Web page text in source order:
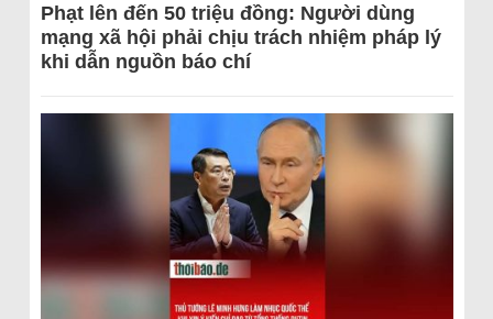
Phạt lên đến 50 triệu đồng: Người dùng
mạng xã hội phải chịu trách nhiệm pháp lý
khi dẫn nguồn báo chí